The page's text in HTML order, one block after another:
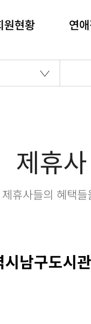
원현황 연
제휴
제휴사들의 혜택
남구도시